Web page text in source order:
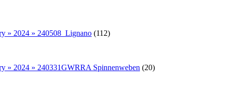
» 2024 » 240508_Lignano (112)
» 2024 » 240331GWRRA Spinnenweben (20)